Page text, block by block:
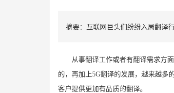
摘要：互联网巨头们纷纷入局翻译
从事翻译工作或者有翻译需求方
的，再加上5G翻译的发展，越来越多
客户提供更加有品质的翻译。